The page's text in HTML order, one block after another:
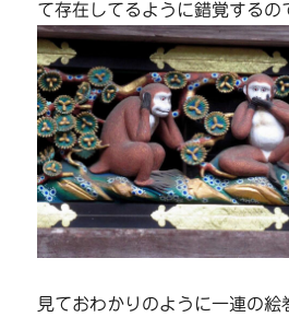
て存在してるように錯覚するの
見ておわかりのように一連の絵